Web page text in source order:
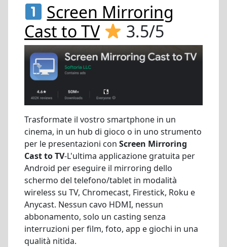
Screen Mirroring
Cast to TV
3.5/5
Trasformate il vostro smartphone in un
cinema, in un hub di gioco o in uno strumento
per le presentazioni con Screen Mirroring
Cast to TV-L'ultima applicazione gratuita per
Android per eseguire il mirroring dello
schermo del telefono/tablet in modalità
wireless su TV, Chromecast, Firestick, Roku e
Anycast. Nessun cavo HDMI, nessun
abbonamento, solo un casting senza
interruzioni per film, foto, app e giochi in una
qualità nitida.